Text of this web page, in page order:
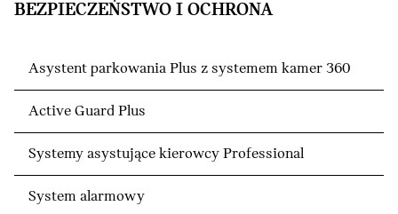
BEZPIECZEŃSTWO I OCHRONA
Asystent parkowania Plus z systemem kamer 360
Active Guard Plus
Systemy asystujące kierowcy Professional
System alarmowy